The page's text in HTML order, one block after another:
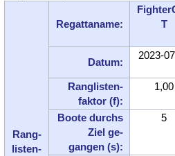
Rang­
listen­
Regatta­name:
T
Datum:
2023-
Ranglisten­
faktor (f):
1,00
Boote durchs
Ziel ge­
gangen (s):
5